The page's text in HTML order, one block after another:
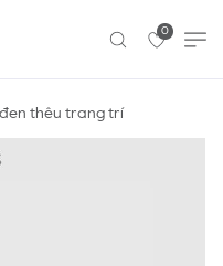
0
thêu trang trí